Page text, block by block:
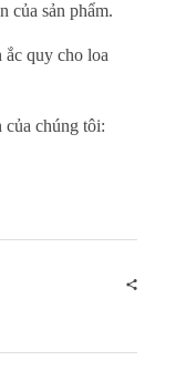
của sản phẩm.
ắc quy cho loa
chúng tôi: